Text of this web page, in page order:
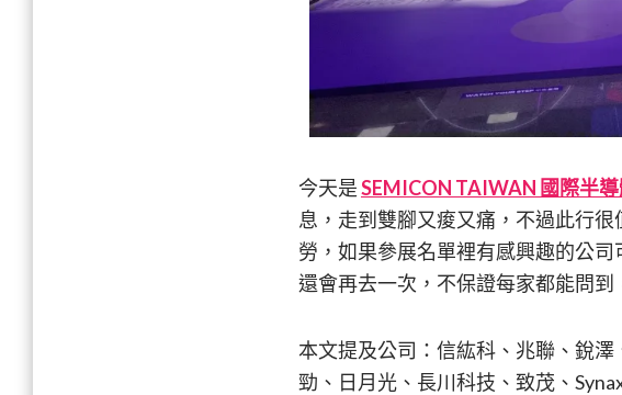
今天是SEMICON TAIWAN 國際半
息，走到雙腳又痠又痛，不過此行
勞，如果參展名單裡有感興趣的公
還會再去一次，不保證每家都能問到
本文提及公司：信紘科、兆聯、銳
勁、日月光、長川科技、致茂、